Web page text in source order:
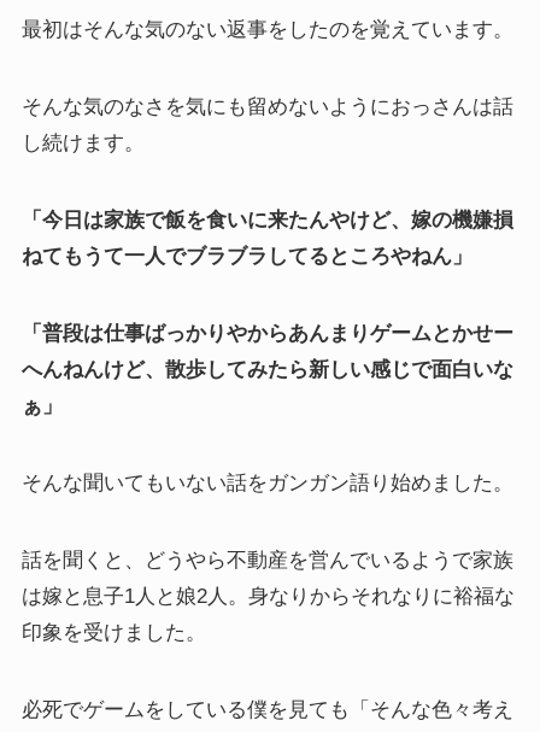
最初はそんな気のない返事をしたのを覚えています。
そんな気のなさを気にも留めないようにおっさんは話
し続けます。
「今日は家族で飯を食いに来たんやけど、嫁の機嫌損
ねてもうて一人でブラブラしてるところやねん」
「普段は仕事ばっかりやからあんまりゲームとかせー
へんねんけど、散歩してみたら新しい感じで面白いな
ぁ」
そんな聞いてもいない話をガンガン語り始めました。
話を聞くと、どうやら不動産を営んでいるようで家族
は嫁と息子1人と娘2人。身なりからそれなりに裕福な
印象を受けました。
必死でゲームをしている僕を見ても「そんな色々考え